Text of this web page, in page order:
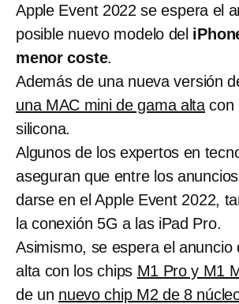
Apple Event 2022 se espera el
posible nuevo modelo del
menor coste.
Además de una nueva versión
una MAC mini de gama alta con
silicona.
Algunos de los expertos en
aseguran que entre los
darse en el Apple Event 2022,
la conexión 5G a las iPad Pro.
Asimismo, se espera el anuncio
alta con los chips M1 Pro y M1
de un nuevo chip M2 de 8